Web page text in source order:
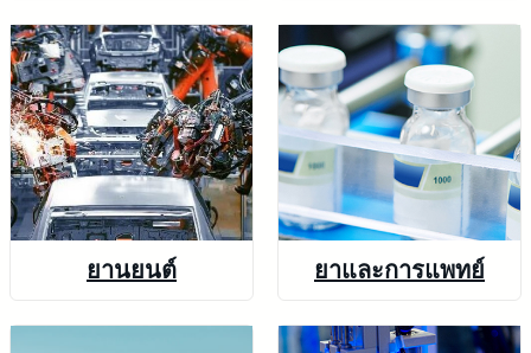
ยานยนต์ ยาและการแพทย์